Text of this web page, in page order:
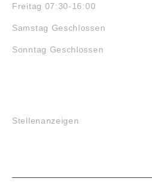
Freitag 07:30-16:00
Samstag Geschlossen
Sonntag Geschlossen
Stellenanzeigen